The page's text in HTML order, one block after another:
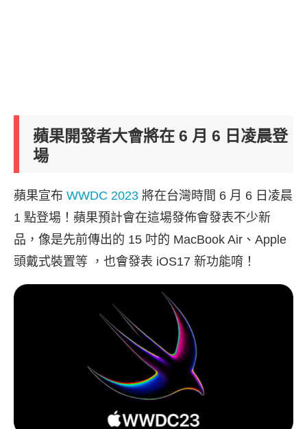
蘋果開發者大會將在 6 月 6 日凌晨登
場
蘋果宣布 WWDC 2023 將在台灣時間 6 月 6 日凌晨
1 點登場！蘋果預計會在這場發佈會發表不少新
品，像是先前傳出的 15 吋的 MacBook Air、Apple
頭戴式裝置等 ，也會發表 iOS17 新功能唷！